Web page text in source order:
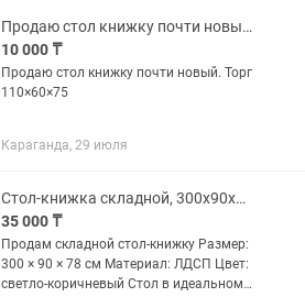
Продаю стол книжку почти новый. срочно торг
10 000 ₸
Продаю стол книжку почти новый. Торг
110×60×75
Караганда, 29 июля
Стол-книжка складной, 300х90x78 см, ЛДСП, светло-коричневый
35 000 ₸
Продам складной стол-книжку Размер:
300 × 90 × 78 см Материал: ЛДСП Цвет:
светло-коричневый Стол в идеальном